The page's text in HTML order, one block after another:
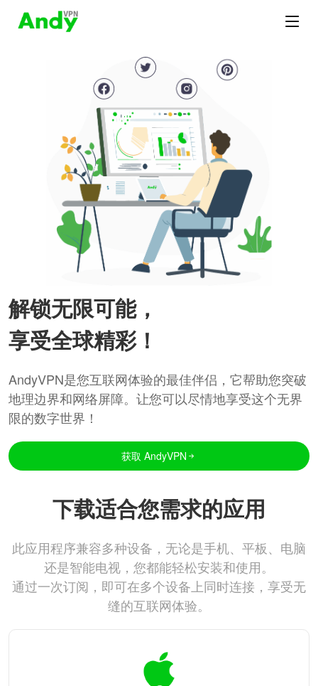
解锁无限可能，
享受全球精彩！
AndyVPN是您互联网体验的最佳伴侣，它帮助您突破
地理边界和网络屏障。让您可以尽情地享受这个无界
限的数字世界！
获取 AndyVPN
下载适合您需求的应用
此应用程序兼容多种设备，无论是手机、平板、电脑
还是智能电视，您都能轻松安装和使用。
通过一次订阅，即可在多个设备上同时连接，享受无
缝的互联网体验。